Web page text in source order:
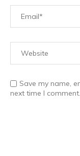
Save my name,
next time I comment.